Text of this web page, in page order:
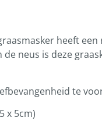
heeft
neus is deze
te
x 5cm)